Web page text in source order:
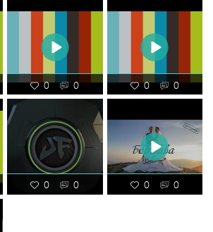
0 0 0 0
0 0 0 0